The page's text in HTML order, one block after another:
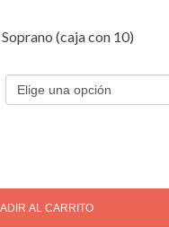
(caja con 10)
AL CARRITO